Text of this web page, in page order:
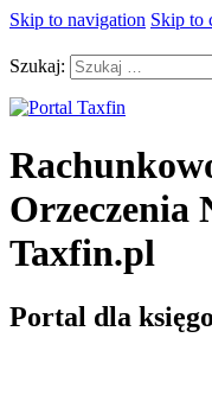
Skip to navigation Skip to
Szukaj:
Orzeczenia
Taxfin.pl
Portal dla